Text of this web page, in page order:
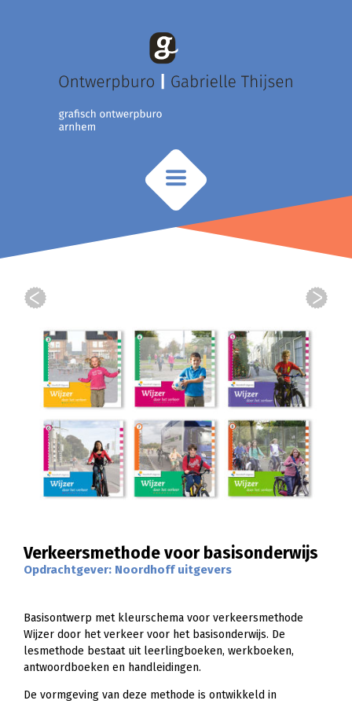
Verkeersmethode voor basisonderwijs
Opdrachtgever: Noordhoff uitgevers
Basisontwerp met kleurschema voor verkeersmethode
Wijzer door het verkeer voor het basisonderwijs. De
lesmethode bestaat uit leerlingboeken, werkboeken,
antwoordboeken en handleidingen.
De vormgeving van deze methode is ontwikkeld in